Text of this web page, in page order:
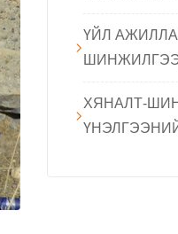
ҮЙЛ
ХЯНАЛТ-